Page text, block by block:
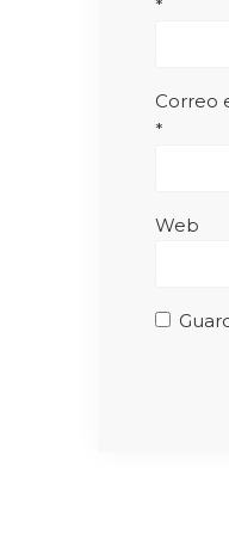
*
Correo
*
Web